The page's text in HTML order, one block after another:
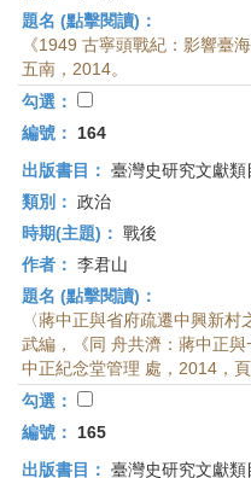
題名 (點擊閱讀)：
《1949 古寧頭戰紀：影響臺
五南，2014。
勾選：
編號：
164
出版書目： 臺灣史研究文獻
類別： 政治
時期(主題)： 戰後
作者： 李君山
題名 (點擊閱讀)：
〈蔣中正與省府疏遷中興新
武編，《同 舟共濟：蔣中正
中正紀念堂管理 處，2014，頁
勾選：
編號：
165
出版書目： 臺灣史研究文獻